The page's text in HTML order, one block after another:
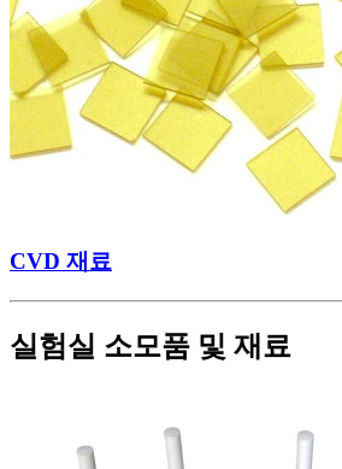
CVD 재료
실험실 소모품 및 재료